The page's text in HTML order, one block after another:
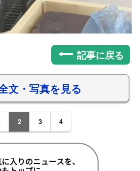
記事に戻る
文・写真を見る
2 3 4